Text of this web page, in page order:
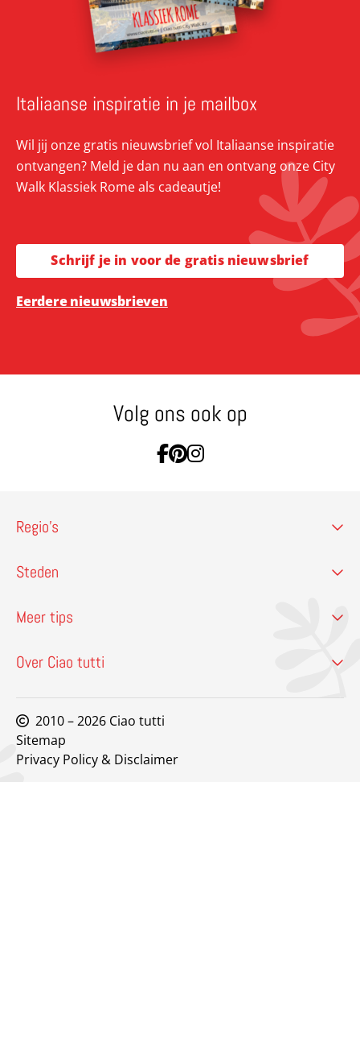
Italiaanse inspiratie in je mailbox
Wil jij onze gratis nieuwsbrief vol Italiaanse inspiratie
ontvangen? Meld je dan nu aan en ontvang onze City
Walk Klassiek Rome als cadeautje!
Schrijf je in voor de gratis nieuwsbrief
Eerdere nieuwsbrieven
Volg ons ook op
Ga naar Facebook
Ga naar Pinterest
Ga naar Instagram
Regio’s
Steden
Meer tips
Over Ciao tutti
2010 – 2026 Ciao tutti
Sitemap
Privacy Policy & Disclaimer